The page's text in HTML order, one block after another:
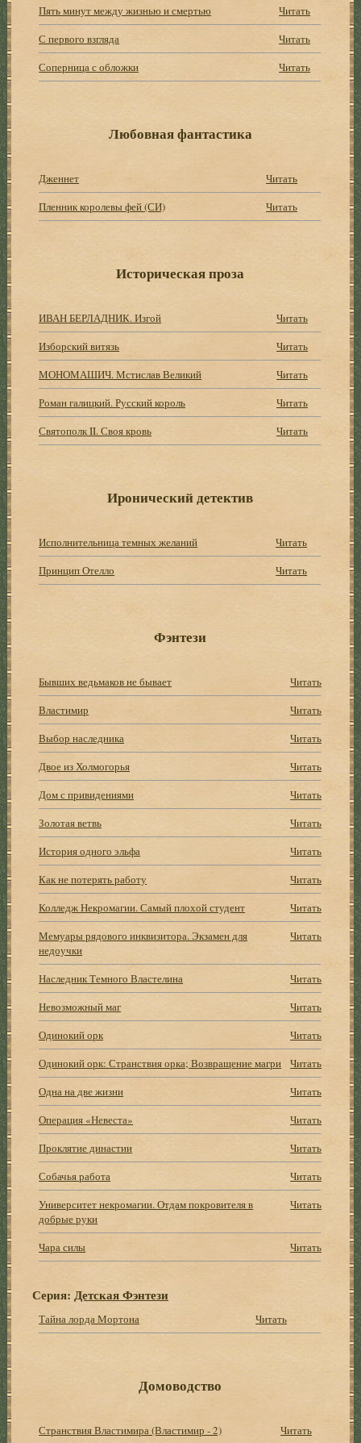
Пять минут между жизнью и смертью
Читать
С первого взгляда
Читать
Соперница с обложки
Читать
Любовная фантастика
Дженнет
Читать
Пленник королевы фей (СИ)
Читать
Историческая проза
ИВАН БЕРЛАДНИК. Изгой
Читать
Изборский витязь
Читать
МОНОМАШИЧ. Мстислав Великий
Читать
Роман галицкий. Русский король
Читать
Святополк II. Своя кровь
Читать
Иронический детектив
Исполнительница темных желаний
Читать
Принцип Отелло
Читать
Фэнтези
Бывших ведьмаков не бывает
Читать
Властимир
Читать
Выбор наследника
Читать
Двое из Холмогорья
Читать
Дом с привидениями
Читать
Золотая ветвь
Читать
История одного эльфа
Читать
Как не потерять работу
Читать
Колледж Некромагии. Самый плохой студент
Читать
Мемуары рядового инквизитора. Экзамен для
недоучки
Читать
Наследник Темного Властелина
Читать
Невозможный маг
Читать
Одинокий орк
Читать
Одинокий орк: Странствия орка; Возвращение магри
Читать
Одна на две жизни
Читать
Операция «Невеста»
Читать
Проклятие династии
Читать
Собачья работа
Читать
Университет некромагии. Отдам покровителя в
добрые руки
Читать
Чара силы Читать
Серия:Детская Фэнтези
Тайна лорда Мортона Читать
Домоводство
Странствия Властимира (Властимир - 2) Читать